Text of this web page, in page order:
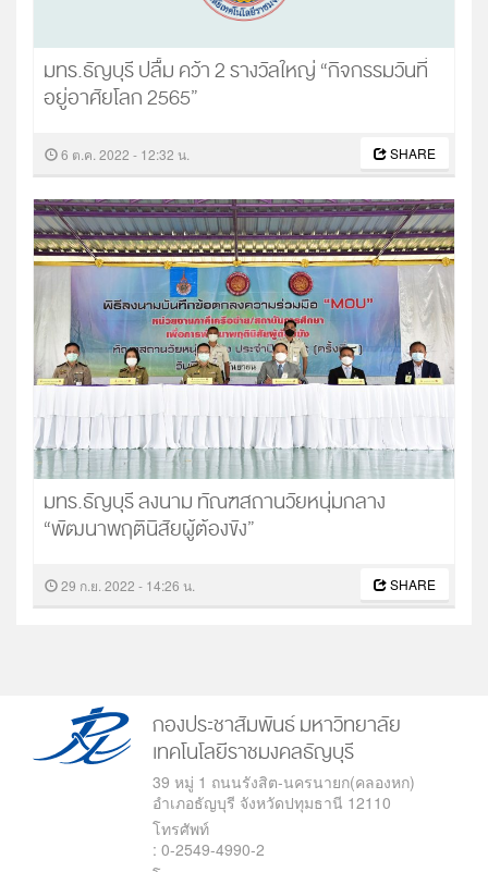
 
มทร.ธัญบุรี ปลื้ม คว้า 2 รางวัลใหญ่ “กิจกรรมวันที่
อยู่อาศัยโลก 2565”
  
6 ต.ค. 2022 - 12:32 น. SHARE
มทร.ธัญบุรี ลงนาม ทัณฑสถานวัยหนุ่มกลาง
“พัฒนาพฤตินิสัยผู้ต้องขัง”
29 ก.ย. 2022 - 14:26 น. SHARE
กองประชาสัมพันธ์มหาวิทยาลัย
เทคโนโลยีราชมงคลธัญบุรี
39 หมู่ 1 ถนนรังสิต-นครนายก(คลองหก)
อำเภอธัญบุรี จังหวัดปทุมธานี 12110
โทรศัพท์
: 0-2549-4990-2